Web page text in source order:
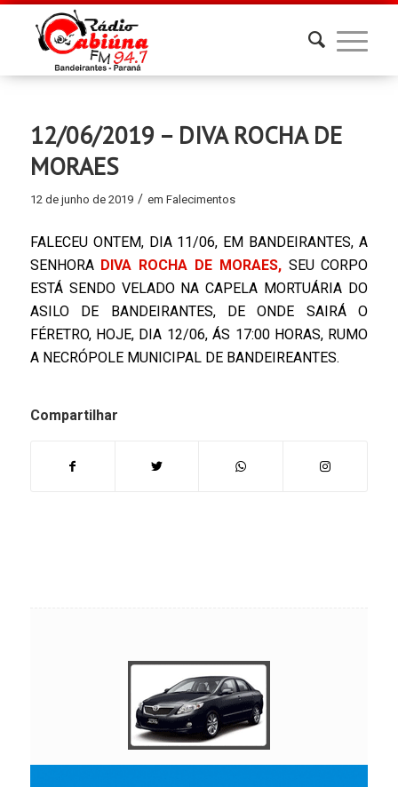
12/06/2019 – DIVA ROCHA DE
MORAES
12 de junho de 2019 / em Falecimentos
FALECEU ONTEM, DIA 11/06, EM BANDEIRANTES, A
SENHORA DIVA ROCHA DE MORAES, SEU CORPO
ESTÁ SENDO VELADO NA CAPELA MORTUÁRIA DO
ASILO DE BANDEIRANTES, DE ONDE SAIRÁ O
FÉRETRO, HOJE, DIA 12/06, ÁS 17:00 HORAS, RUMO
A NECRÓPOLE MUNICIPAL DE BANDEIREANTES.
Compartilhar